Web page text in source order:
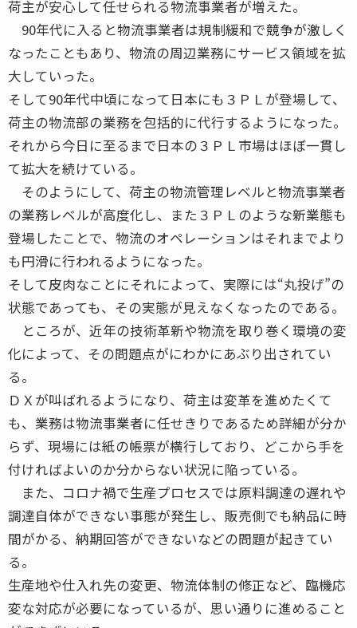
荷主が安心して任せられる物流事業者が増えた。
90年代に入ると物流事業者は規制緩和で競争が激しく
なったこともあり、物流の周辺業務にサービス領域を拡
大していった。
そして90年代中頃になって日本にも３ＰＬが登場して、
荷主の物流部の業務を包括的に代行するようになった。
それから今日に至るまで日本の３ＰＬ市場はほぼ一貫し
て拡大を続けている。
そのようにして、荷主の物流管理レベルと物流事業者
の業務レベルが高度化し、また３ＰＬのような新業態も
登場したことで、物流のオペレーションはそれまでより
も円滑に行われるようになった。
そして皮肉なことにそれによって、実際には“丸投げ”の
状態であっても、その実態が見えなくなったのである。
ところが、近年の技術革新や物流を取り巻く環境の変
化によって、その問題点がにわかにあぶり出されてい
る。
ＤＸが叫ばれるようになり、荷主は変革を進めたくて
も、業務は物流事業者に任せきりであるため詳細が分か
らず、現場には紙の帳票が横行しており、どこから手を
付ければよいのか分からない状況に陥っている。
また、コロナ禍で生産プロセスでは原料調達の遅れや
調達自体ができない事態が発生し、販売側でも納品に時
間がかる、納期回答ができないなどの問題が起きてい
る。
生産地や仕入れ先の変更、物流体制の修正など、臨機応
変な対応が必要になっているが、思い通りに進めること